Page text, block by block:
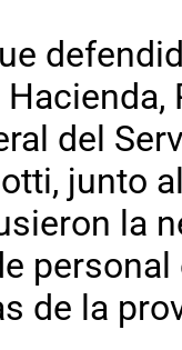
del
junto
la
de la